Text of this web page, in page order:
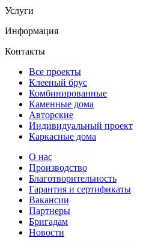
Услуги
Информация
Контакты
Все проекты
Клееный брус
Комбинированные
Каменные дома
Авторские
Индивидуальный проект
Каркасные дома
О нас
Производство
Благотворительность
Гарантия и сертификаты
Вакансии
Партнеры
Бригадам
Новости